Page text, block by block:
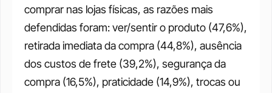
comprar nas lojas físicas, as razões mais
defendidas foram: ver/sentir o produto (47,6%),
retirada imediata da compra (44,8%), ausência
dos custos de frete (39,2%), segurança da
compra (16,5%), praticidade (14,9%), trocas ou